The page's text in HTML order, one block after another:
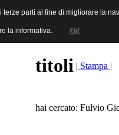
Cinematografiche
titoli | Stampa |
hai cercato: Fulvio
terze parti al fine di migliorare la
la informativa. OK
terze parti al fine di migliorare la
la informativa. OK